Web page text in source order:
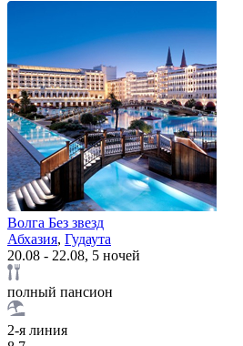
Волга Без звезд
Абхазия, Гудаута
20.08 - 22.08, 5 ночей
полный пансион
2-я линия